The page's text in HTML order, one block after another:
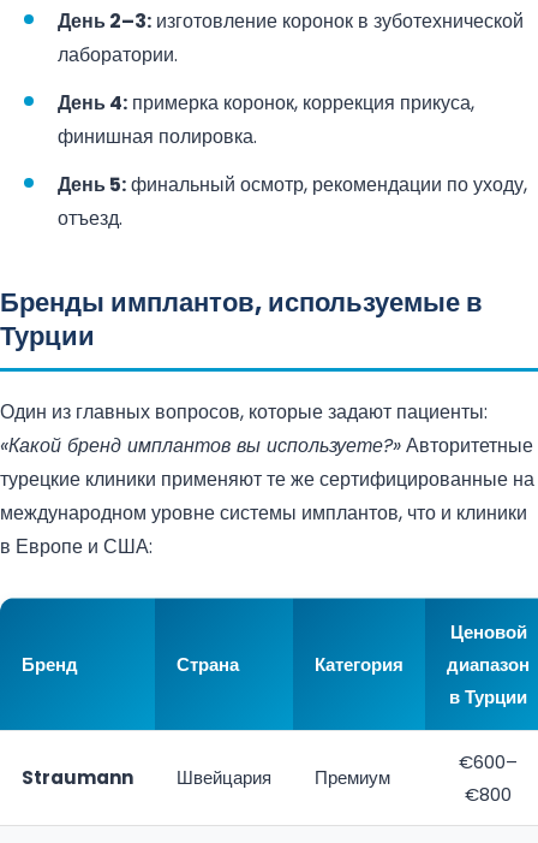
День 2–3: изготовление коронок в зуботехнической
лаборатории.
День 4: примерка коронок, коррекция прикуса,
финишная полировка.
День 5:финальный осмотр, рекомендации по уходу,
отъезд.
Бренды имплантов, используемые в
Турции
Один из главных вопросов, которые задают пациенты:
«Какой бренд имплантов вы используете?»Авторитетные
турецкие клиники применяют те же сертифицированные на
международном уровне системы имплантов, что и клиники
в Европе и США:
Бренд Страна Категория
Ценовой
диапазон
в Турции
Straumann Швейцария Премиум
€600–
€800